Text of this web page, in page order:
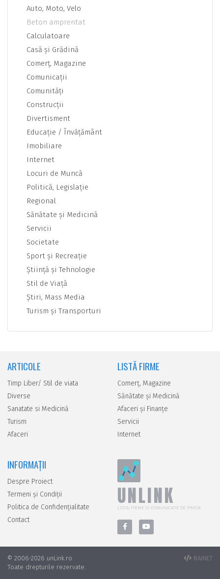
Auto, Moto, Velo
Beton amprentat
Calculatoare
Casă şi Grădină
Comerţ, Magazine
Comunicaţii
Comunităţi
Construcţii
Divertisment
Educaţie / Învăţământ
Imobiliare
Internet
Locuri de Muncă
Politică, Legislaţie
Regional
Sănătate şi Medicină
Servicii
Societate
Sport şi Recreaţie
Ştiinţă şi Tehnologie
Stil de Viaţă
Ştiri, Mass Media
Turism şi Transporturi
ARTICOLE
Timp Liber/ Stil de viata
Diverse
Sanatate si Medicină
Turism
Afaceri
LISTĂ FIRME
Comerţ, Magazine
Sănătate şi Medicină
Afaceri şi Finanţe
Servicii
Internet
INFORMAȚII
Despre Proiect
Termeni și Condiții
Politica de Confidențialitate
Contact
UNLINK
LISTA FIRME SI COMUNICATE DE PRESA
© 2006-2026 unLink.ro
Toate drepturile rezervate.
RAINET